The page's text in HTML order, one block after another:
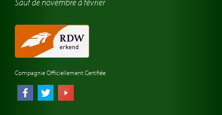
Compagnie Officiellement Certifiée